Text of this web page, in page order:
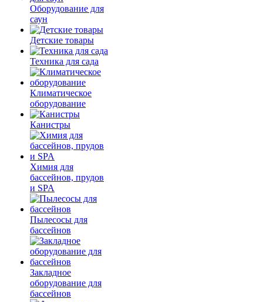
Оборудование для
саун
Детские товары
Техника для сада
Климатическое
оборудование
Канистры
Химия для
бассейнов, прудов
и SPA
Пылесосы для
бассейнов
Закладное
оборудование для
бассейнов